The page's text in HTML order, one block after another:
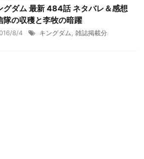
グダム 最新 484話 ネタバレ＆感想
隊の収穫と李牧の暗躍
8/4 キングダム 雑誌掲載分